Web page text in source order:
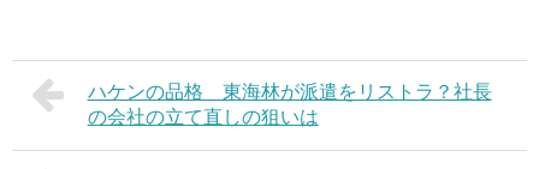
ハケンの品格 東海林が派遣をリストラ？社長
の会社の立て直しの狙いは